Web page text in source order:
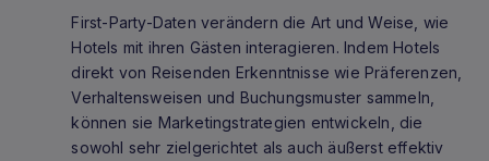
First-Party-Daten verändern die Art und Weise, wie
Hotels mit ihren Gästen interagieren. Indem Hotels
direkt von Reisenden Erkenntnisse wie Präferenzen,
Verhaltensweisen und Buchungsmuster sammeln,
können sie Marketingstrategien entwickeln, die
sowohl sehr zielgerichtet als auch äußerst effektiv